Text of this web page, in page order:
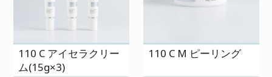
メンバー登録案内
110 C アイセラクリー
ム(15g×3)
110 C M ピーリング